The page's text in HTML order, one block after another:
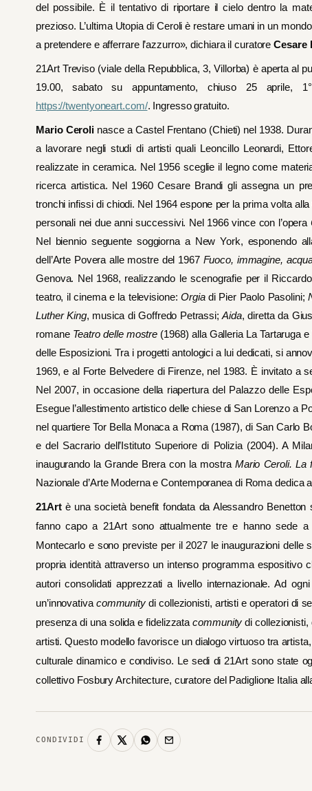
del possibile. È il tentativo di riportare il cielo dentro la
prezioso. L’ultima Utopia di Ceroli è restare umani in un
a pretendere e afferrare l’azzurro», dichiara il curatoreCesare
21Art Treviso (viale della Repubblica, 3, Villorba) è aperta al
19.00, sabato su appuntamento, chiuso 25 aprile,
https://twentyoneart.com/. Ingresso gratuito.
Mario Ceroli nasce a Castel Frentano (Chieti) nel 1938.
a lavorare negli studi di artisti quali Leoncillo Leonardi,
realizzate in ceramica. Nel 1956 sceglie il legno come
ricerca artistica. Nel 1960 Cesare Brandi gli assegna un
tronchi infissi di chiodi. Nel 1964 espone per la prima volta
personali nei due anni successivi. Nel 1966 vince con l’opera
Nel biennio seguente soggiorna a New York, esponendo
dell’Arte Povera alle mostre del 1967 Fuoco, immagine,
Genova. Nel 1968, realizzando le scenografie per il
teatro, il cinema e la televisione:Orgiadi Pier Paolo Pasolini;
Luther King, musica di Goffredo Petrassi;Aida, diretta da
romane Teatro delle mostre (1968) alla Galleria La Tartaruga e
delle Esposizioni. Tra i progetti antologici a lui dedicati, si
1969, e al Forte Belvedere di Firenze, nel 1983. È invitato a
Nel 2007, in occasione della riapertura del Palazzo delle
Esegue l’allestimento artistico delle chiese di San Lorenzo a
nel quartiere Tor Bella Monaca a Roma (1987), di San Carlo
e del Sacrario dell’Istituto Superiore di Polizia (2004). A
inaugurando la Grande Brera con la mostra Mario Ceroli. La
Nazionale d’Arte Moderna e Contemporanea di Roma dedica
21Art è una società benefit fondata da Alessandro
fanno capo a 21Art sono attualmente tre e hanno sede
Montecarlo e sono previste per il 2027 le inaugurazioni delle
propria identità attraverso un intenso programma espositivo
autori consolidati apprezzati a livello internazionale. Ad
un’innovativa communitydi collezionisti, artisti e operatori di
presenza di una solida e fidelizzatacommunity di collezionisti,
artisti. Questo modello favorisce un dialogo virtuoso tra
culturale dinamico e condiviso. Le sedi di 21Art sono state
collettivo Fosbury Architecture, curatore del Padiglione Italia
CONDIVIDI